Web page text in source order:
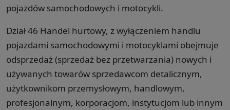
pojazdów samochodowych i motocykli.
Dział 46 Handel hurtowy, z wyłączeniem handlu
pojazdami samochodowymi i motocyklami obejmuje
odsprzedaż (sprzedaż bez przetwarzania) nowych i
używanych towarów sprzedawcom detalicznym,
użytkownikom przemysłowym, handlowym,
profesjonalnym, korporacjom, instytucjom lub innym